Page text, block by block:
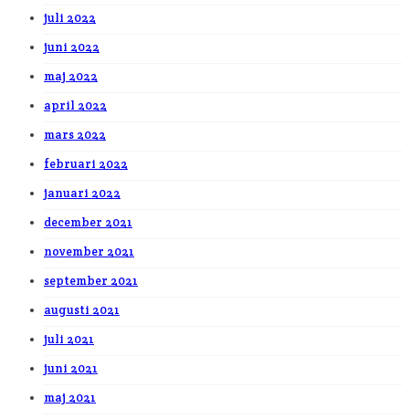
juli 2022
juni 2022
maj 2022
april 2022
mars 2022
februari 2022
januari 2022
december 2021
november 2021
september 2021
augusti 2021
juli 2021
juni 2021
maj 2021